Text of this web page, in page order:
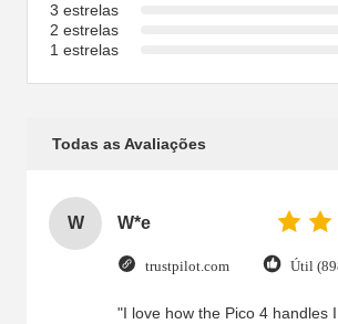
3 estrelas
2 estrelas
1 estrelas
Todas as Avaliações
W W*e
trustpilot.com Útil
"I love how the Pico 4 handles